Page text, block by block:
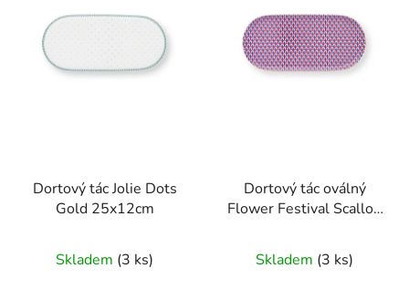
Dortový tác Jolie Dots
Gold 25x12cm
Skladem (3 ks)
Dortový tác oválný
Flower Festival Scallop
Skladem (3 ks)